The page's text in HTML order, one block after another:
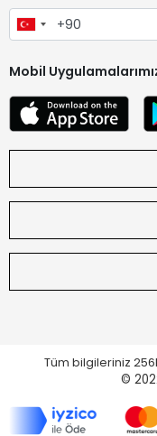
Mobil
Tüm bilgileriniz
©